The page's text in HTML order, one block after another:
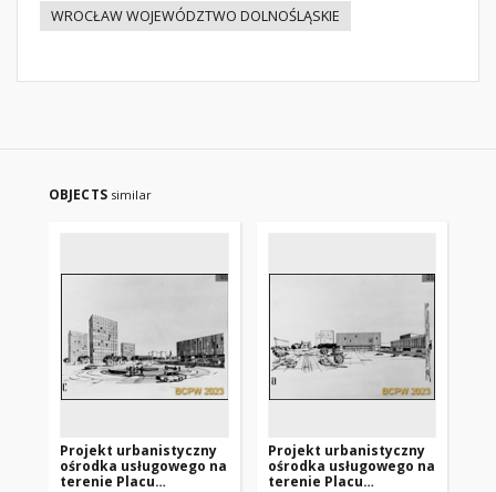
WROCŁAW WOJEWÓDZTWO DOLNOŚLĄSKIE
OBJECTS similar
Projekt urbanistyczny
ośrodka usługowego na
terenie Placu
Projekt urbanistyczny
ośrodka usługowego na
terenie Placu